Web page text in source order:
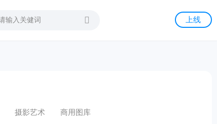
上线
摄影艺术 商用图库